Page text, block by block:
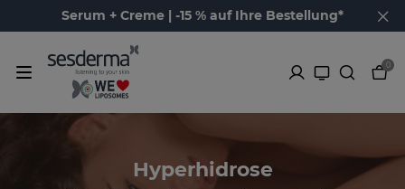
Serum + Creme | -15 % auf Ihre Bestellung*
0
Hyperhidrose